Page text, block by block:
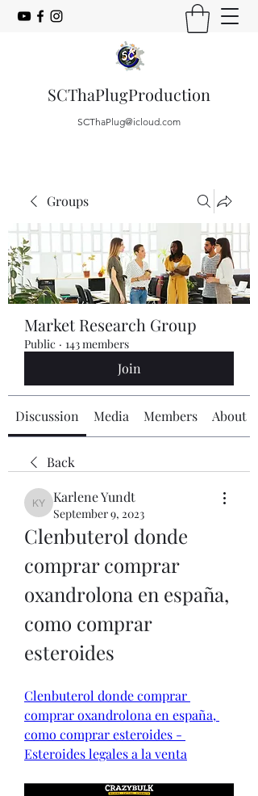
SCThaPlugProduction
SCThaPlug@icloud.com
Groups
Market Research Group
Public · 143 members
Join
Discussion Media Members About
Back
Karlene Yundt
Karlene Yundt
September 9, 2023
Clenbuterol donde
comprar comprar
oxandrolona en españa,
como comprar
esteroides
Clenbuterol donde comprar
comprar oxandrolona en españa,
como comprar esteroides -
Esteroides legales a la venta